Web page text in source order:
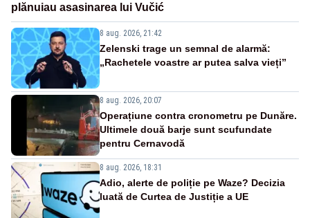
plănuiau asasinarea lui Vučić
8 aug. 2026, 21:42
Zelenski trage un semnal de alarmă:
„Rachetele voastre ar putea salva vieți”
8 aug. 2026, 20:07
Operațiune contra cronometru pe Dunăre.
Ultimele două barje sunt scufundate
pentru Cernavodă
8 aug. 2026, 18:31
Adio, alerte de poliție pe Waze? Decizia
luată de Curtea de Justiție a UE